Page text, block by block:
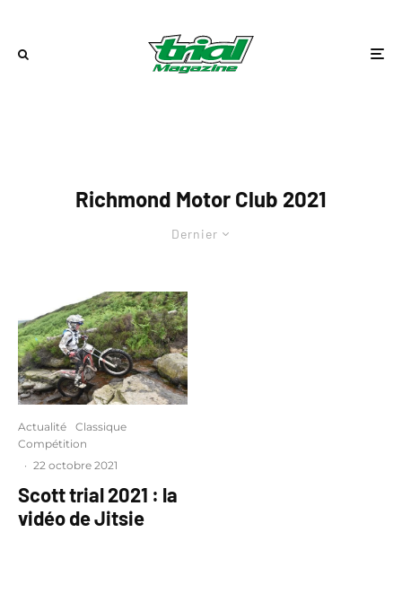
Richmond Motor Club 2021
Dernier
Actualité
Classique
Compétition
· 22 octobre 2021
Scott trial 2021 : la
vidéo de Jitsie